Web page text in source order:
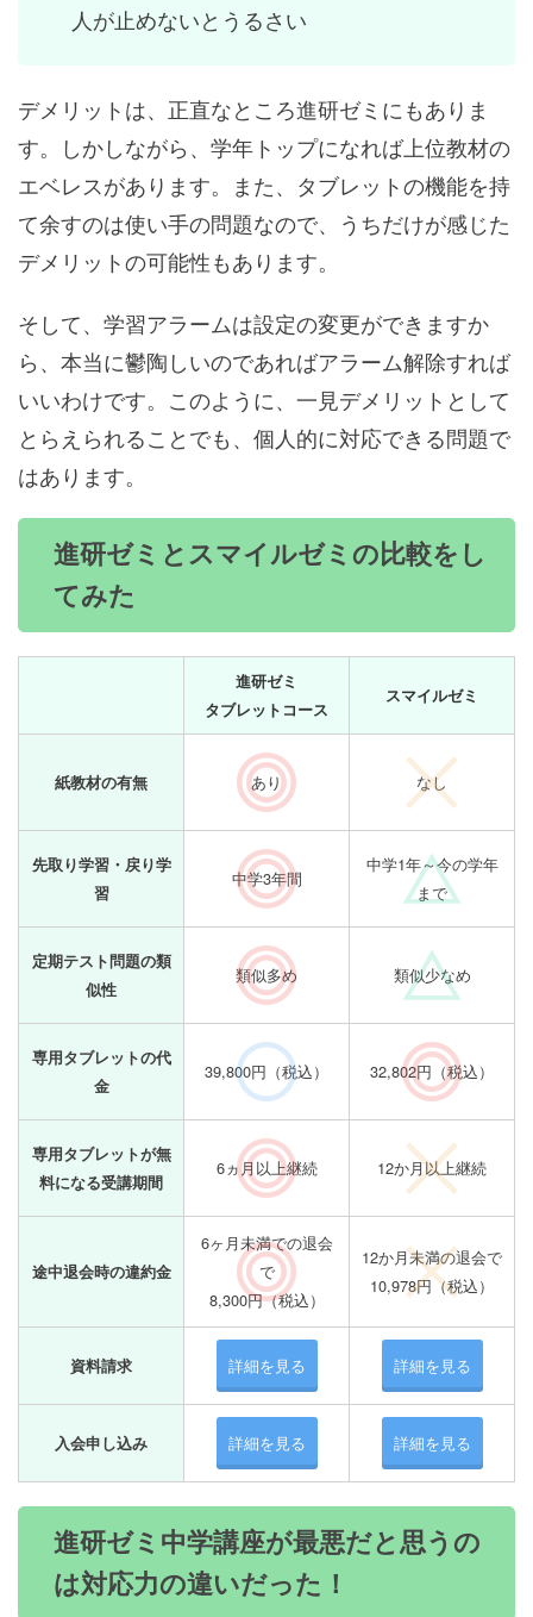
人が止めないとうるさい
デメリットは、正直なところ進研ゼミにもありま
す。しかしながら、学年トップになれば上位教材の
エベレスがあります。また、タブレットの機能を持
て余すのは使い手の問題なので、うちだけが感じた
デメリットの可能性もあります。
そして、学習アラームは設定の変更ができますか
ら、本当に鬱陶しいのであればアラーム解除すれば
いいわけです。このように、一見デメリットとして
とらえられることでも、個人的に対応できる問題で
はあります。
進研ゼミとスマイルゼミの比較をし
てみた
進研ゼミ
タブレットコース
スマイルゼミ
紙教材の有無 あり なし
先取り学習・戻り学
習
中学3年間
中学1年～今の学年
まで
定期テスト問題の類
似性
類似多め 類似少なめ
専用タブレットの代
金
39,800円（税込） 32,802円（税込）
専用タブレットが無
料になる受講期間
6ヵ月以上継続 12か月以上継続
途中退会時の違約金
6ヶ月未満での退会
で
8,300円（税込）
12か月未満の退会で
10,978円（税込）
資料請求 詳細を見る 詳細を見る
入会申し込み 詳細を見る 詳細を見る
進研ゼミ中学講座が最悪だと思うの
は対応力の違いだった！